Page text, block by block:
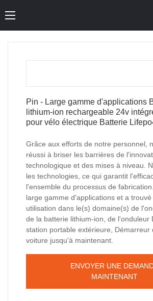
Pin - Large gamme d'applications
lithium-ion rechargeable 24v
pour vélo électrique Batterie
Grâce aux efforts de notre personnel,
réussi à briser les barrières de
technologique et des mises à niveau.
les technologies, ce qui garantit
l'ensemble du processus de
large gamme d'applications et a
utilisation dans le(s) domaine(s) de
de la batterie lithium-ion, de l'onduleur
station portable extérieure, Démarreur
voiture jusqu'à maintenant.
ENVOYER UNE
MAINTENANT